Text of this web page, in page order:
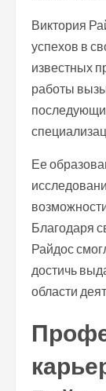
Виктория
успехов в
известных
работы
Ее
Благодаря
Райдос
достичь
области